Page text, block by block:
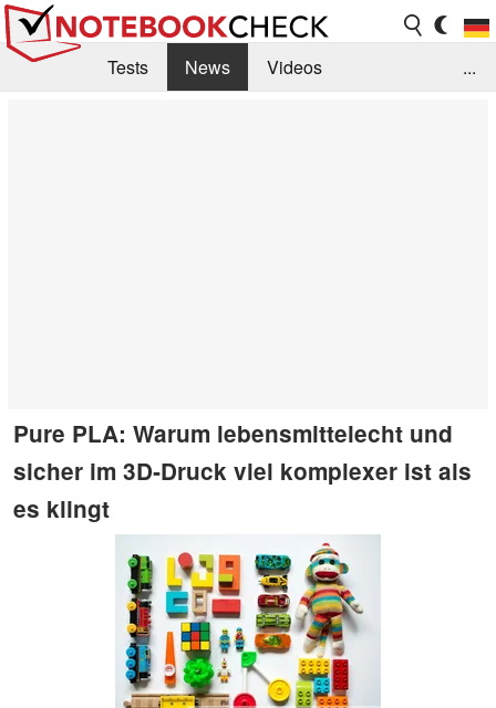
Tests News
Videos
...
Pure PLA: Warum lebensmittelecht und
sicher im 3D‑Druck viel komplexer ist als
es klingt